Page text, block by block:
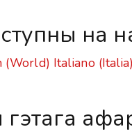
на
(World) Italiano (Italia)